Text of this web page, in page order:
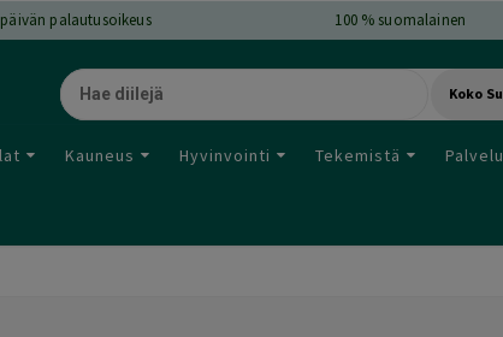
palautusoikeus 100 % suomalainen
Koko
Kauneus Hyvinvointi Tekemistä